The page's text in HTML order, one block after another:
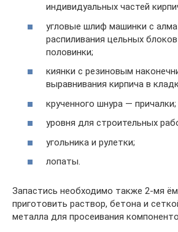
индивидуальных частей
угловые шлиф машинки с
распиливания цельных
половинки;
киянки с резиновым
выравнивания кирпича в
крученного шнура — причалки;
уровня для строительных
угольника и рулетки;
лопаты.
Запастись необходимо также 2-мя
приготовить раствор, бетона и
металла для просеивания